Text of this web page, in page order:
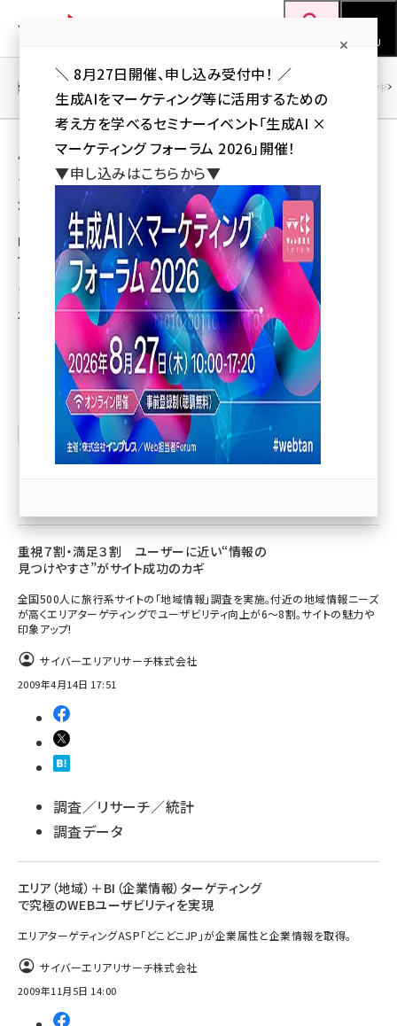
ン
MENU
seo (3536)
ai (2818)
youtube (2444)
note (2320)
セミナー (2313)
z世代 (1629)
meo (1279)
llmo (1167)
SEO アクセス解析／データ分析
用語「サイバーエリアリサーチ」 が使われてい
る記事の一覧
全 4 記事中 1 ～ 4 を表示中
LPOツールで国内初の市区町村エリアターゲ
ティングを実現
サイバーエリアリサーチ株式会社
2009年1月26日 16:37
Sponsored
CMS
重視７割・満足３割 ユーザーに近い“情報の
見つけやすさ”がサイト成功のカギ
全国500人に旅行系サイトの「地域情報」調査を実施。付近の地域情報ニーズ
が高くエリアターゲティングでユーザビリティ向上が6～8割。サイトの魅力や
印象アップ!
サイバーエリアリサーチ株式会社
2009年4月14日 17:51
調査／リサーチ／統計
調査データ
エリア（地域）＋BI（企業情報）ターゲティング
で究極のWEBユーザビリティを実現
エリアターゲティングASP「どこどこJP」が企業属性と企業情報を取得。
サイバーエリアリサーチ株式会社
2009年11月5日 14:00
＼ 8月27日開催、申し込み受付中！ ／
生成AIをマーケティング等に活用するための
考え方を学べるセミナーイベント「生成AI ×
マーケティング フォーラム 2026」開催！
▼申し込みはこちらから▼